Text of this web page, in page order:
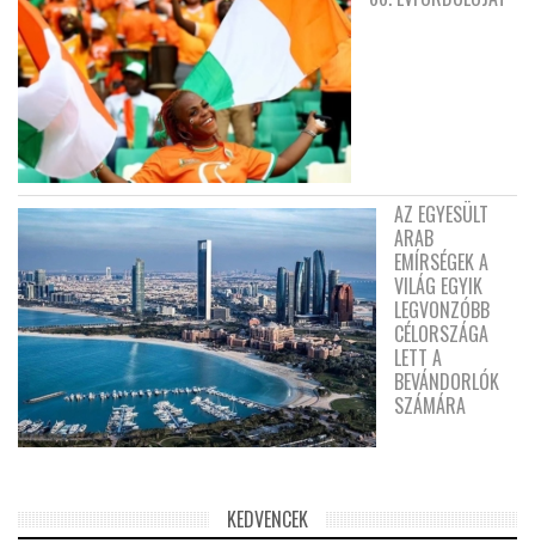
AZ EGYESÜLT
ARAB
EMÍRSÉGEK A
VILÁG EGYIK
LEGVONZÓBB
CÉLORSZÁGA
LETT A
BEVÁNDORLÓK
SZÁMÁRA
KEDVENCEK